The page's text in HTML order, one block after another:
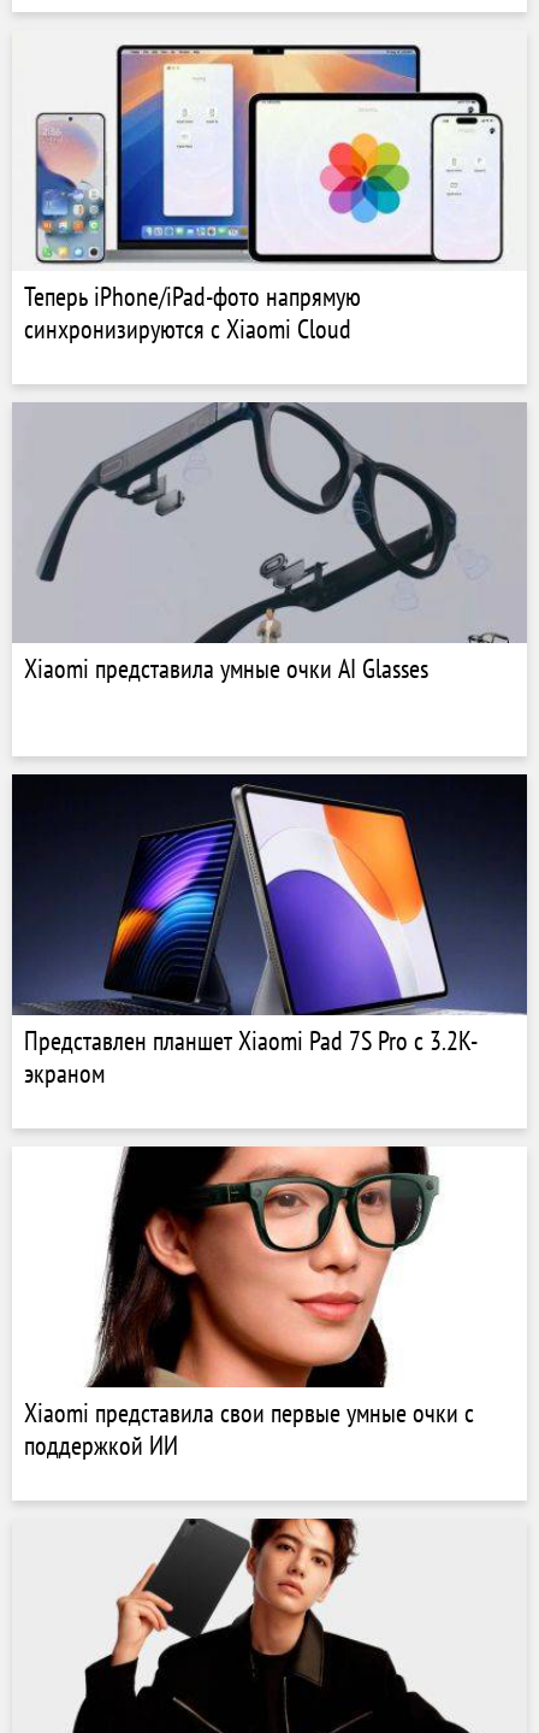
Теперь iPhone/iPad-фото напрямую
синхронизируются с Xiaomi Cloud
Xiaomi представила умные очки AI Glasses
Представлен планшет Xiaomi Pad 7S Pro с 3.2K-
экраном
Xiaomi представила свои первые умные очки с
поддержкой ИИ